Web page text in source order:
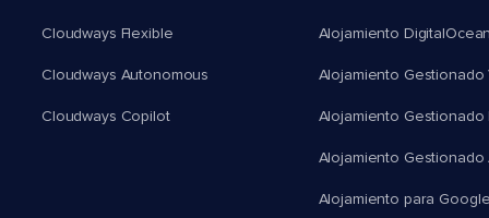
Cloudways Flexible
Cloudways Autonomous
Cloudways Copilot
Alojamiento
Alojamiento Gestionado
Alojamiento Gestionado
Alojamiento Gestionado
Alojamiento para